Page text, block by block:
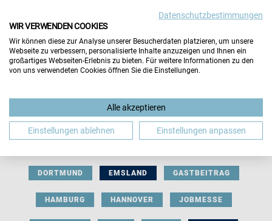
BERUFLICHE ORIENTIERUNG BEWERBUNG
DORTMUND EMSLAND GASTBEITRAG
HAMBURG HANNOVER JOBMESSE
Datenschutzbestimmungen
WIR VERWENDEN COOKIES
Wir können diese zur Analyse unserer Besucherdaten platzieren, um unsere
Webseite zu verbessern, personalisierte Inhalte anzuzeigen und Ihnen ein
großartiges Webseiten-Erlebnis zu bieten. Für weitere Informationen zu den
von uns verwendeten Cookies öffnen Sie die Einstellungen.
Alle akzeptieren
Einstellungen ablehnen Einstellungen anpassen